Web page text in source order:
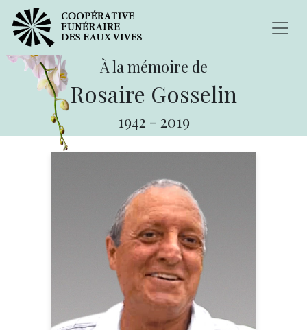
À la mémoire de
Rosaire Gosselin
1942 - 2019